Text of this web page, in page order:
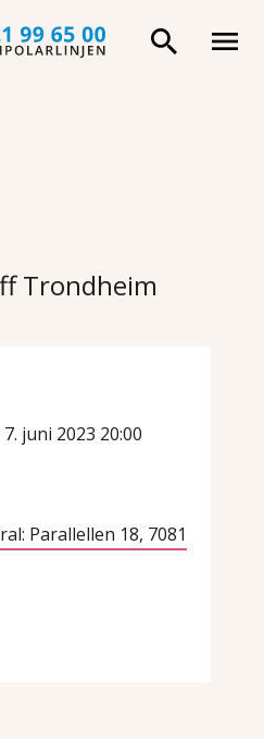
Trondheim
juni 2023 20:00
Parallellen 18, 7081